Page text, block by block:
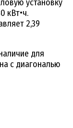
установку
кВт•ч.
2,39
для
с диагональю